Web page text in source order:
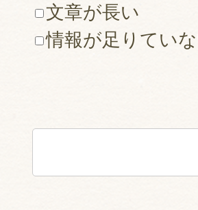
文章が長い
情報が足りてい